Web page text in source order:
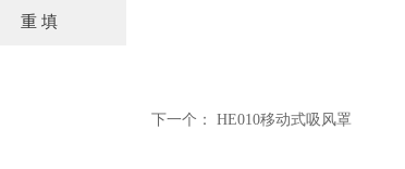
下一个： HE010移动式吸风罩